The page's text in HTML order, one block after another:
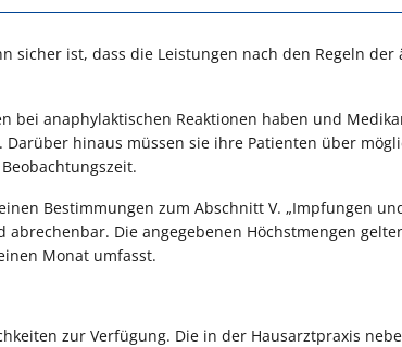
sicher ist, dass die Leistungen nach den Regeln
bei anaphylaktischen Reaktionen haben und
hinaus müssen sie ihre Patienten über
Bestimmungen zum Abschnitt V. „Impfungen
Die angegebenen Höchstmengen
Monat umfasst.
zur Verfügung. Die in der Hausarztpraxis